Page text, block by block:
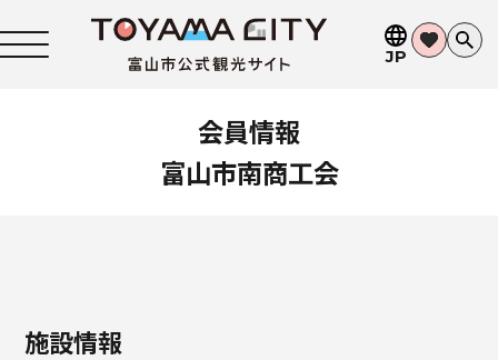
JP
会員情報
富山市南商工会
施設情報